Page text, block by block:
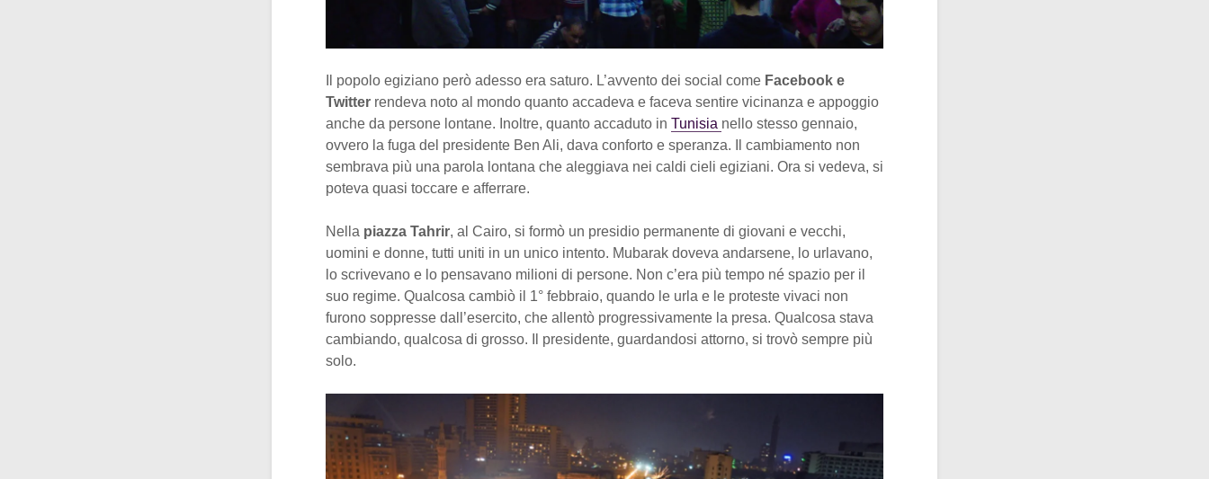
Il popolo egiziano però adesso era saturo. L’avvento dei social come Facebook e
Twitter rendeva noto al mondo quanto accadeva e faceva sentire vicinanza e appoggio
anche da persone lontane. Inoltre, quanto accaduto in Tunisia nello stesso gennaio,
ovvero la fuga del presidente Ben Ali, dava conforto e speranza. Il cambiamento non
sembrava più una parola lontana che aleggiava nei caldi cieli egiziani. Ora si vedeva, si
poteva quasi toccare e afferrare.
Nella piazza Tahrir, al Cairo, si formò un presidio permanente di giovani e vecchi,
uomini e donne, tutti uniti in un unico intento. Mubarak doveva andarsene, lo urlavano,
lo scrivevano e lo pensavano milioni di persone. Non c’era più tempo né spazio per il
suo regime. Qualcosa cambiò il 1° febbraio, quando le urla e le proteste vivaci non
furono soppresse dall’esercito, che allentò progressivamente la presa. Qualcosa stava
cambiando, qualcosa di grosso. Il presidente, guardandosi attorno, si trovò sempre più
solo.